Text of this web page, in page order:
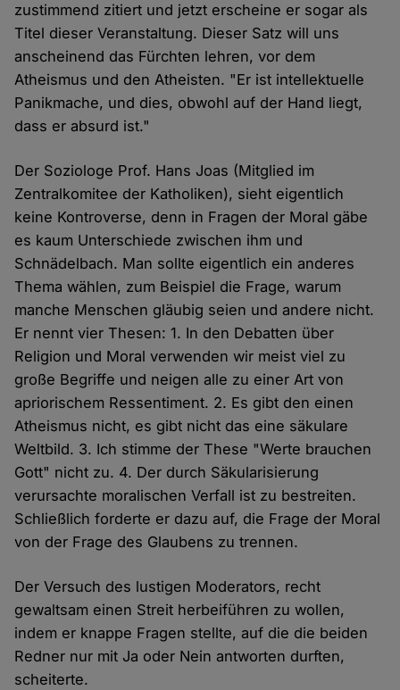
zustimmend zitiert und jetzt erscheine er sogar als
Titel dieser Veranstaltung. Dieser Satz will uns
anscheinend das Fürchten lehren, vor dem
Atheismus und den Atheisten. "Er ist intellektuelle
Panikmache, und dies, obwohl auf der Hand liegt,
dass er absurd ist."
Der Soziologe Prof. Hans Joas (Mitglied im
Zentralkomitee der Katholiken), sieht eigentlich
keine Kontroverse, denn in Fragen der Moral gäbe
es kaum Unterschiede zwischen ihm und
Schnädelbach. Man sollte eigentlich ein anderes
Thema wählen, zum Beispiel die Frage, warum
manche Menschen gläubig seien und andere nicht.
Er nennt vier Thesen: 1. In den Debatten über
Religion und Moral verwenden wir meist viel zu
große Begriffe und neigen alle zu einer Art von
apriorischem Ressentiment. 2. Es gibt den einen
Atheismus nicht, es gibt nicht das eine säkulare
Weltbild. 3. Ich stimme der These "Werte brauchen
Gott" nicht zu. 4. Der durch Säkularisierung
verursachte moralischen Verfall ist zu bestreiten.
Schließlich forderte er dazu auf, die Frage der Moral
von der Frage des Glaubens zu trennen.
Der Versuch des lustigen Moderators, recht
gewaltsam einen Streit herbeiführen zu wollen,
indem er knappe Fragen stellte, auf die die beiden
Redner nur mit Ja oder Nein antworten durften,
scheiterte.